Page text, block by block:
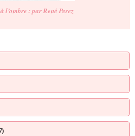
: par René Perez